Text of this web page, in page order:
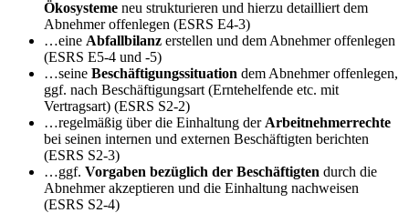
Ökosysteme neu strukturieren und hierzu detailliert dem
Abnehmer offenlegen (ESRS E4-3)
…eine Abfallbilanz erstellen und dem Abnehmer offenlegen
(ESRS E5-4 und -5)
…seine Beschäftigungssituation dem Abnehmer offenlegen,
ggf. nach Beschäftigungsart (Erntehelfende etc. mit
Vertragsart) (ESRS S2-2)
…regelmäßig über die Einhaltung der Arbeitnehmerrechte
bei seinen internen und externen Beschäftigten berichten
(ESRS S2-3)
…ggf. Vorgaben bezüglich der Beschäftigten durch die
Abnehmer akzeptieren und die Einhaltung nachweisen
(ESRS S2-4)